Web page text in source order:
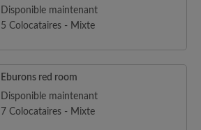
Disponible maintenant
5 Colocataires - Mixte
Eburons red room
Disponible maintenant
7 Colocataires - Mixte